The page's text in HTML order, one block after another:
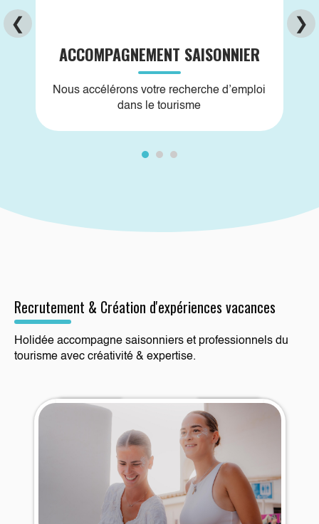
ACCOMPAGNEMENT SAISONNIER
Nous accélérons votre recherche d’emploi
dans le tourisme
❮ ❯
Recrutement & Création d'expériences vacances
Holidée accompagne saisonniers et professionnels du
tourisme avec créativité & expertise.